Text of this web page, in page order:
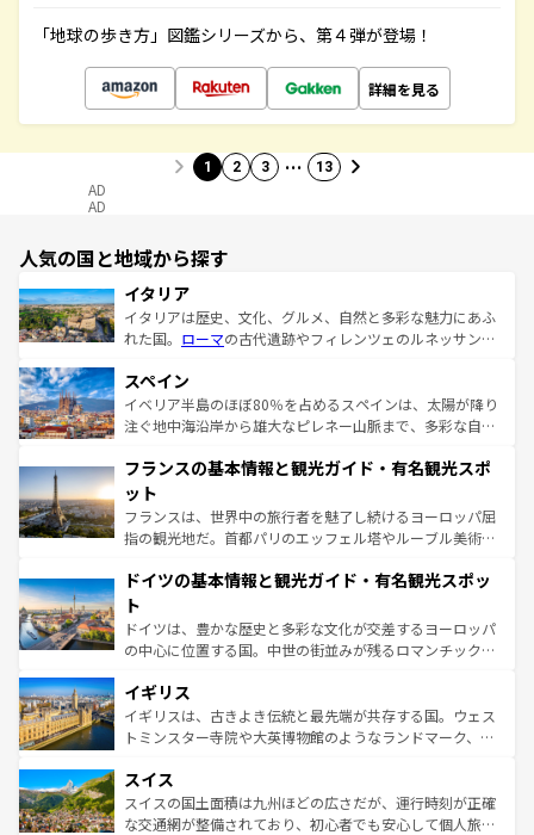
「地球の歩き方」図鑑シリーズから、第４弾が登場！
詳細を見る
1 2 3 … 13
AD
AD
人気の国と地域から探す
イタリア
イタリアは歴史、文化、グルメ、自然と多彩な魅力にあふ
れた国。 ローマの古代遺跡やフィレンツェのルネッサンス
ろん、トスカーナの美しい田園風景やアマルフィ海岸の絶
景など、自然景観も見逃せない。観光の合間には、本場の
ピザやパスタなど、絶品のイタリア料理を堪能することも
ませてくれるイタリアで、忘れられない旅をしてみよう！
なお、新着のイタリア情報は
しい。
スペイン
イベリア半島のほぼ80％を占めるスペインは、太陽が降り
注ぐ地中海沿岸から雄大なピレネー山脈まで、多彩な自然
文化が根付くこの国では、情熱的なフラメンコ、熱気あふ
れる闘牛、そして美味しいタパスが生活の一部となってい
る。首都マドリードの洗練された雰囲気や、バルセロナの
アートに溢れた街角から、地方では古代ローマ遺跡や中世
せる。地方によって風土や気候が異なるスペインはその個
ンテンツ一覧 を参照してほしい。
フランスの基本情報と観光ガイド・有名観光スポ
ット
フランスは、世界中の旅行者を魅了し続けるヨーロッパ屈
指の観光地だ。首都パリのエッフェル塔やルーブル美術館
で、幅広い魅力が詰まっている。華麗な宮殿、歴史的な大
聖堂、美しいビーチ、そして豊かな自然が、訪れる者を心
から魅了する。また、フランスは美食の国としても知ら
れ、フランス料理はユネスコ無形文化遺産にも登録されて
香り高いラベンダー畑など、多彩な楽しみ方が可能だ。さ
らに、パリ以外の地域にも魅力が溢れており、どの街角に
も豊かな歴史と文化が息づいている。パリ以外の個性あふ
を参照してほしい。
ドイツの基本情報と観光ガイド・有名観光スポッ
ト
ドイツは、豊かな歴史と多彩な文化が交差するヨーロッパ
の中心に位置する国。中世の街並みが残るロマンチック街
顔を持つこの国は、どこを歩いても飽きることがない。ベ
ルリンの文化的活気、バイエルン州のアルプスの絶景、そ
してライン川沿いのワイン畑といった風景は必見。ビール
は、お酒好きな人にはぜひ体験してほしい。 なお、新着の
ドイツ情報はコンテンツ一覧を参照してほしい。
イギリス
イギリスは、古きよき伝統と最先端が共存する国。ウェス
トミンスター寺院や大英博物館のようなランドマーク、歴
リアごとに異なる魅力がある。また、優雅なアフタヌーン
ティー、ビール好きにはたまらない英国パブ、サッカー観
戦など、本場だからこそできる体験も豊富。イギリスを旅
スイス
スイスの国土面積は九州ほどの広さだが、運行時刻が正確
な交通網が整備されており、初心者でも安心して個人旅行